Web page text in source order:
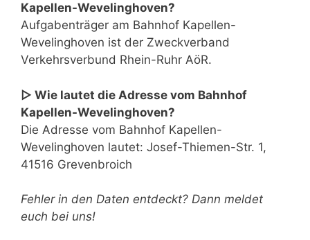
Kapellen-Wevelinghoven?
Aufgabenträger am Bahnhof Kapellen-
Wevelinghoven ist der Zweckverband
Verkehrsverbund Rhein-Ruhr AöR.
▷ Wie lautet die Adresse vom Bahnhof
Kapellen-Wevelinghoven?
Die Adresse vom Bahnhof Kapellen-
Wevelinghoven lautet: Josef-Thiemen-Str. 1,
41516 Grevenbroich
Fehler in den Daten entdeckt? Dann meldet
euch bei uns!